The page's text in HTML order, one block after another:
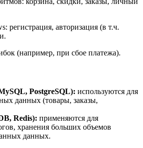
регистрация, авторизация (в т.ч.
(например, при сбое платежа).
PostgreSQL): используются для
данных (товары, заказы,
Redis): применяются для
хранения больших объемов
данных.